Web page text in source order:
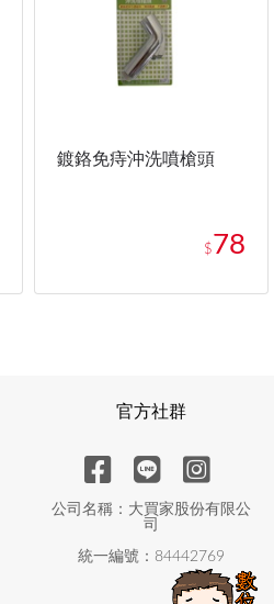
鍍鉻免痔沖洗噴槍頭
$78
官方社群
公司名稱：大買家股份有限公
司
統一編號：84442769